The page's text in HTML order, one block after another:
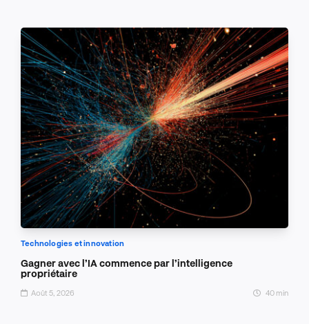
Technologies et innovation
Gagner avec l’IA commence par l’intelligence
propriétaire
Août 5, 2026 40 min